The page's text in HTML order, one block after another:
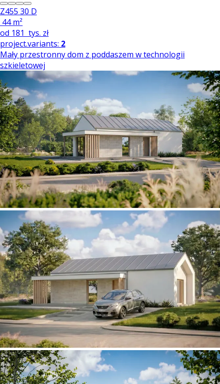
Z455 30 D
44 m²
od 181 tys. zł
project.variants: 2
Mały przestronny dom z poddaszem w technologii
szkieletowej